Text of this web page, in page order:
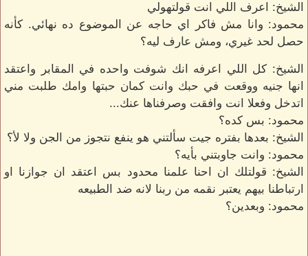
الشيخ: اعرف اللي انت قولتهولي
محمود: وانا مش فاكر اي حاجه عن الموضوع ده نهائي. كأنه
حصل لحد غيري، ومش عارف ليه؟
الشيخ: كل اللي اعرفه انك شوفت واحده في المقابر واعتقد
انها جنيه ووقعت في حبك وانت كمان حبتها وامك طلبت مني
اتدخل وفعلا انت وافقت وصرفناها عنك...
محمود: بس كده؟
الشيخ: بعدها بفتره جيت سألتني هو ينفع نتجوز من الجن ولا لأ؟
محمود: وانت جاوبتني بأيه؟
الشيخ: قولتلك ان احنا علمنا محدود بس اعتقد ان جوازنا او
ارتباطنا بيهم يعتبر نقمه من ربنا لانه ضد الطبيعه
محمود: وبعدين؟